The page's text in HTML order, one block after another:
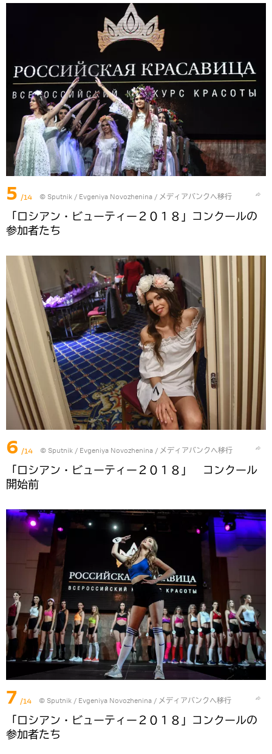
5 /14 © Sputnik / Evgeniya Novozhenina / メディアバンクへ移行
「ロシアン・ビューティー２０１８」コンクールの
参加者たち
6 /14 © Sputnik / Evgeniya Novozhenina / メディアバンクへ移行
「ロシアン・ビューティー２０１８」 コンクール
開始前
7 /14 © Sputnik / Evgeniya Novozhenina / メディアバンクへ移行
「ロシアン・ビューティー２０１８」コンクールの
参加者たち